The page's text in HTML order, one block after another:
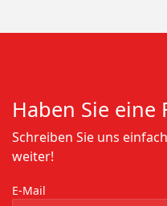
Haben Sie eine
Schreiben Sie uns
weiter!
E-Mail